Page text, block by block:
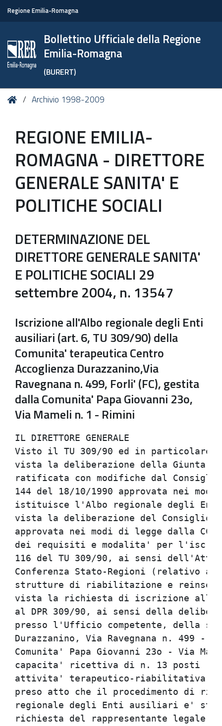
Regione Emilia-Romagna
Bollettino Ufficiale della Regione
Emilia-Romagna
(BURERT)
Tu HomeArchivio 1998-2009
REGIONE EMILIA-
ROMAGNA - DIRETTORE
GENERALE SANITA' E
POLITICHE SOCIALI
DETERMINAZIONE DEL
DIRETTORE GENERALE SANITA'
E POLITICHE SOCIALI 29
settembre 2004, n. 13547
Iscrizione all'Albo regionale degli Enti
ausiliari (art. 6, TU 309/90) della
Comunita' terapeutica Centro
Accoglienza Durazzanino,Via
Ravegnana n. 499, Forli' (FC), gestita
dalla Comunita' Papa Giovanni 23o,
Via Mameli n. 1 - Rimini
IL
Visto il TU 309/90 ed in
vista la deliberazione della
ratificata con modifiche dal
144 del 18/10/1990 approvata
istituisce l'Albo
vista la deliberazione del
approvata nei modi di legge dalla
dei requisiti e modalita'
116 del TU 309/90, ai sensi
Conferenza Stato-Regioni
strutture di riabilitazione e
vista la richiesta di
al DPR 309/90, ai sensi della
presso l'Ufficio competente,
Durazzanino, Via
Comunita' Papa Giovanni
capacita' ricettiva di n.
attivita'
preso atto che il
regionale degli Enti ausiliari
richiesta del rappresentante